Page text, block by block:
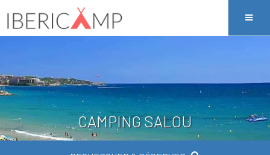
CAMPING SALOU